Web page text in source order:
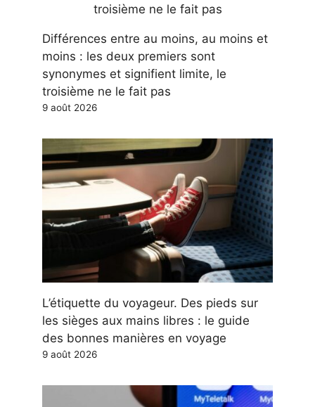
Différences entre au moins, au moins et
moins : les deux premiers sont
synonymes et signifient limite, le
troisième ne le fait pas
9 août 2026
L’étiquette du voyageur. Des pieds sur
les sièges aux mains libres : le guide
des bonnes manières en voyage
9 août 2026